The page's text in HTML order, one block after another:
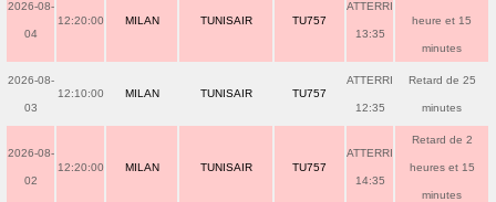
2026-08-
04
12:20:00 MILAN TUNISAIR TU757
ATTERRI
13:35
heure et 15
minutes
2026-08-
03
12:10:00 MILAN TUNISAIR TU757
ATTERRI
12:35
Retard de 25
minutes
2026-08-
02
12:20:00 MILAN TUNISAIR TU757
ATTERRI
14:35
Retard de 2
heures et 15
minutes